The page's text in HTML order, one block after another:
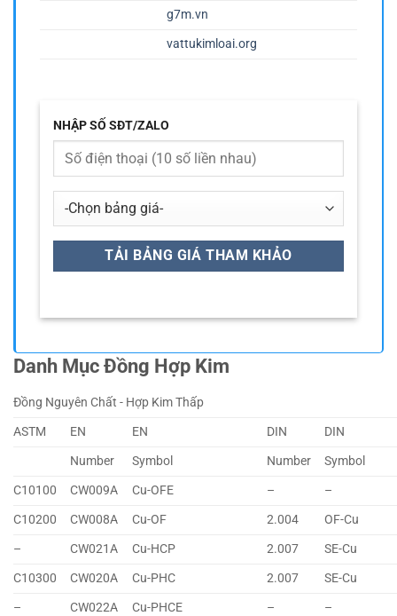
g7m.vn
vattukimloai.org
NHẬP SỐ SĐT/ZALO
Danh Mục Đồng Hợp Kim
Đồng Nguyên Chất - Hợp Kim Thấp
ASTM
EN EN DIN
DIN
Number
Symbol Number
Symbol
C10100
CW009A Cu-OFE –
–
C10200
CW008A Cu-OF 2.004
OF-Cu
–
CW021A Cu-HCP 2.007
SE-Cu
C10300
CW020A Cu-PHC 2.007
SE-Cu
–
CW022A Cu-PHCE –
–